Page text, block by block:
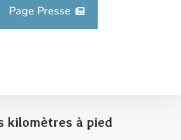
Page Presse
kilomètres à pied